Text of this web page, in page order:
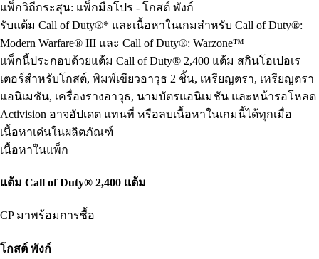
แพ็กวิถีกระสุน: แพ็กมือโปร - โกสต์ พังก์
รับแต้ม Call of Duty®* และเนื้อหาในเกมสำหรับ Call of Duty®:
Modern Warfare® III และ Call of Duty®: Warzone™
แพ็กนี้ประกอบด้วยแต้ม Call of Duty® 2,400 แต้ม สกินโอเปอเร
เตอร์สำหรับโกสต์, พิมพ์เขียวอาวุธ 2 ชิ้น, เหรียญตรา, เหรียญตรา
แอนิเมชัน, เครื่องรางอาวุธ, นามบัตรแอนิเมชัน และหน้ารอโหลด
Activision อาจอัปเดต แทนที่ หรือลบเนื้อหาในเกมนี้ได้ทุกเมื่อ
เนื้อหาเด่นในผลิตภัณฑ์
เนื้อหาในแพ็ก
แต้ม Call of Duty® 2,400 แต้ม
CP มาพร้อมการซื้อ
โกสต์ พังก์